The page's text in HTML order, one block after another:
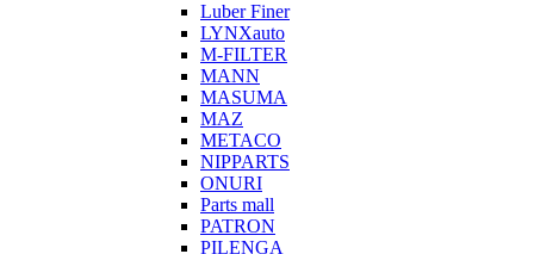
Luber Finer
LYNXauto
M-FILTER
MANN
MASUMA
MAZ
METACO
NIPPARTS
ONURI
Parts mall
PATRON
PILENGA